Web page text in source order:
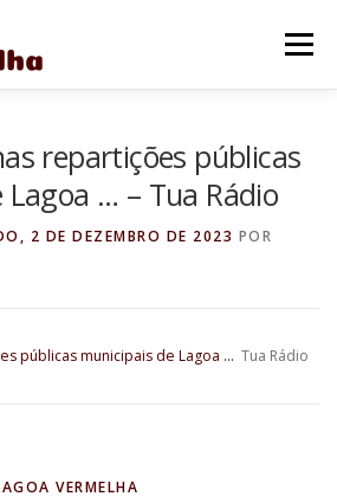
Menu
repartições públicas
… – Tua Rádio
2 DE DEZEMBRO DE 2023 POR
públicas municipais de Lagoa … Tua Rádio
VERMELHA